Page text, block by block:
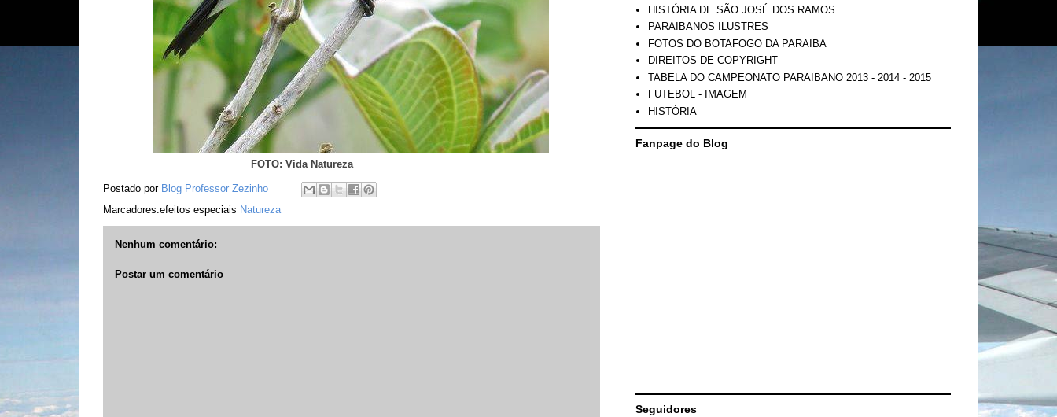
FOTO: Vida Natureza
Postado por Blog Professor Zezinho
Marcadores:efeitos especiais Natureza
Nenhum comentário:
Postar um comentário
HISTÓRIA DE SÃO JOSÉ DOS RAMOS
PARAIBANOS ILUSTRES
FOTOS DO BOTAFOGO DA PARAIBA
DIREITOS DE COPYRIGHT
TABELA DO CAMPEONATO PARAIBANO 2013 - 2014 - 2015
FUTEBOL - IMAGEM
HISTÓRIA
Fanpage do Blog
Seguidores